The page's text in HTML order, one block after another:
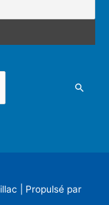
| Propulsé par